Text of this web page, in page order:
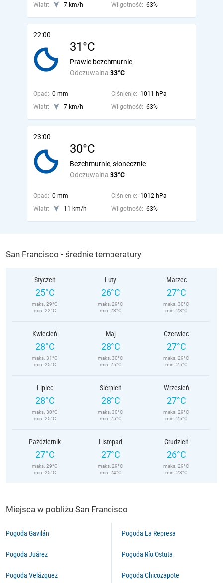
Wiatr:
7 km/h Wilgotność: 63%
22:00
31°C
Odczuwalna 33°C
Prawie bezchmurnie
Opad: 0 mm Ciśnienie: 1011 hPa
Wiatr:
7 km/h Wilgotność: 63%
23:00
30°C
Odczuwalna 33°C
Bezchmurnie, słonecznie
Opad: 0 mm Ciśnienie: 1012 hPa
Wiatr:
11 km/h Wilgotność: 63%
San Francisco - średnie temperatury
Styczeń
25°C
maks. 29°C
min. 22°C
Luty
26°C
maks. 29°C
min. 23°C
Marzec
27°C
maks. 30°C
min. 23°C
Kwiecień
28°C
maks. 31°C
min. 25°C
Maj
28°C
maks. 30°C
min. 25°C
Czerwiec
27°C
maks. 29°C
min. 25°C
Lipiec
28°C
maks. 30°C
min. 25°C
Sierpień
28°C
maks. 30°C
min. 25°C
Wrzesień
27°C
maks. 29°C
min. 25°C
Październik
27°C
maks. 29°C
min. 25°C
Listopad
27°C
maks. 29°C
min. 24°C
Grudzień
26°C
maks. 29°C
min. 23°C
Miejsca w pobliżu San Francisco
Pogoda Gavilán
Pogoda Juárez
Pogoda Velázquez
Pogoda La Represa
Pogoda Río Ostuta
Pogoda Chicozapote